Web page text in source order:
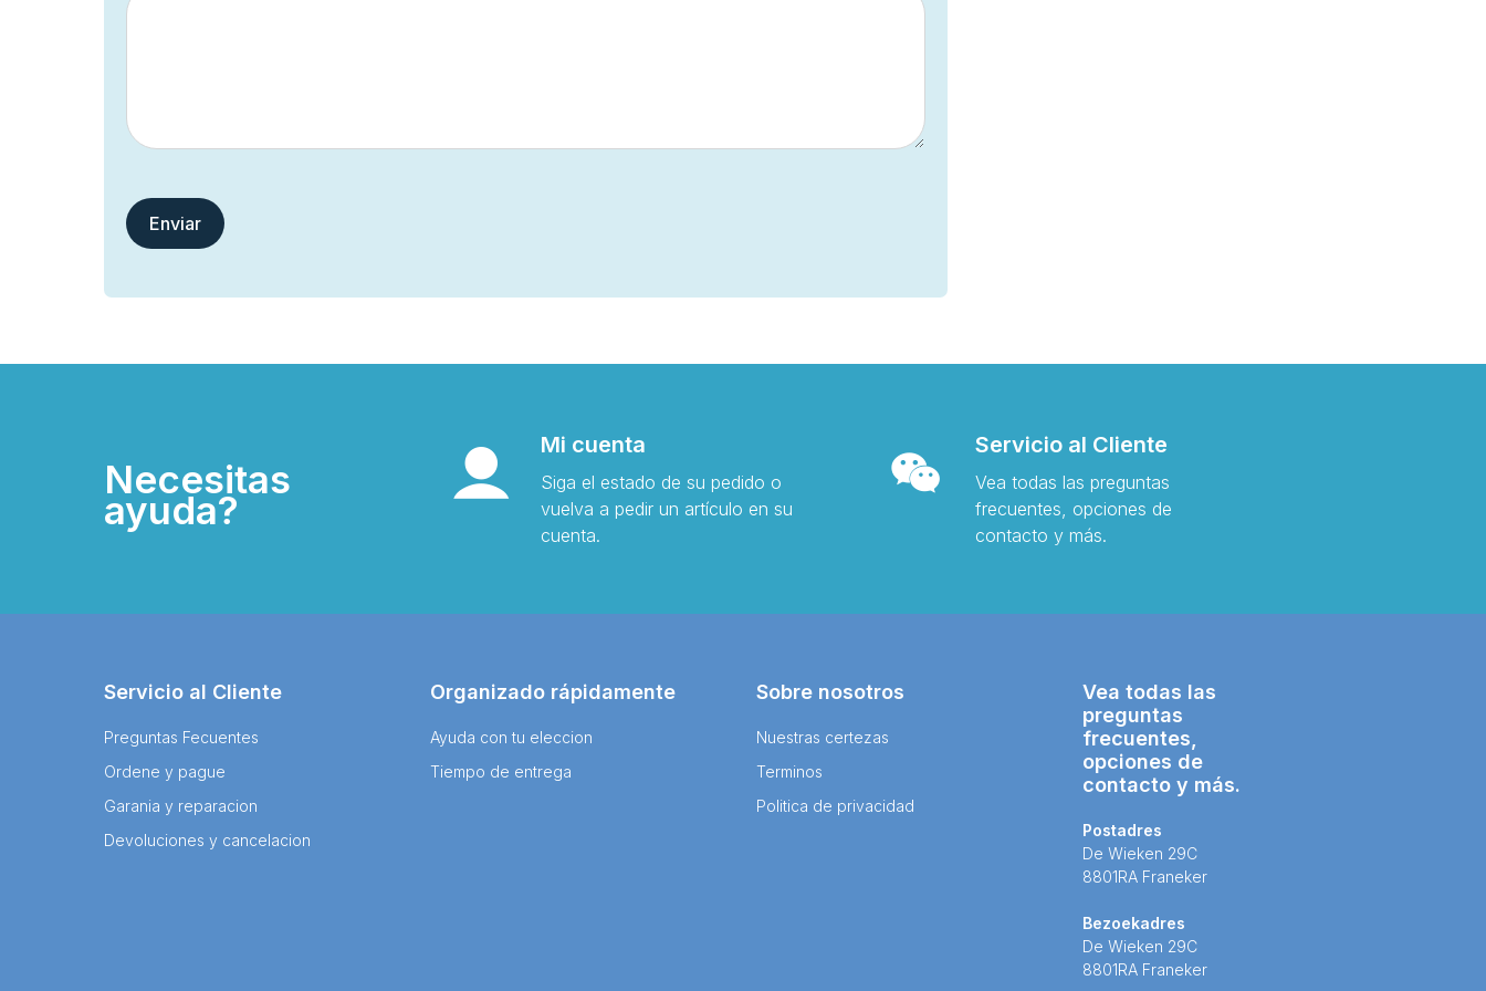
Necesitas
ayuda?
Mi cuenta
Siga el estado de su pedido o
vuelva a pedir un artículo en su
cuenta.
Servicio al Cliente
Vea todas las preguntas
frecuentes, opciones de
contacto y más.
Servicio al Cliente
Preguntas Fecuentes
Ordene y pague
Garania y reparacion
Devoluciones y cancelacion
Organizado rápidamente
Ayuda con tu eleccion
Tiempo de entrega
Sobre nosotros
Nuestras certezas
Terminos
Politica de privacidad
Vea todas las
preguntas
frecuentes,
opciones de
contacto y más.
Postadres
De Wieken 29C
8801RA Franeker
Bezoekadres
De Wieken 29C
8801RA Franeker